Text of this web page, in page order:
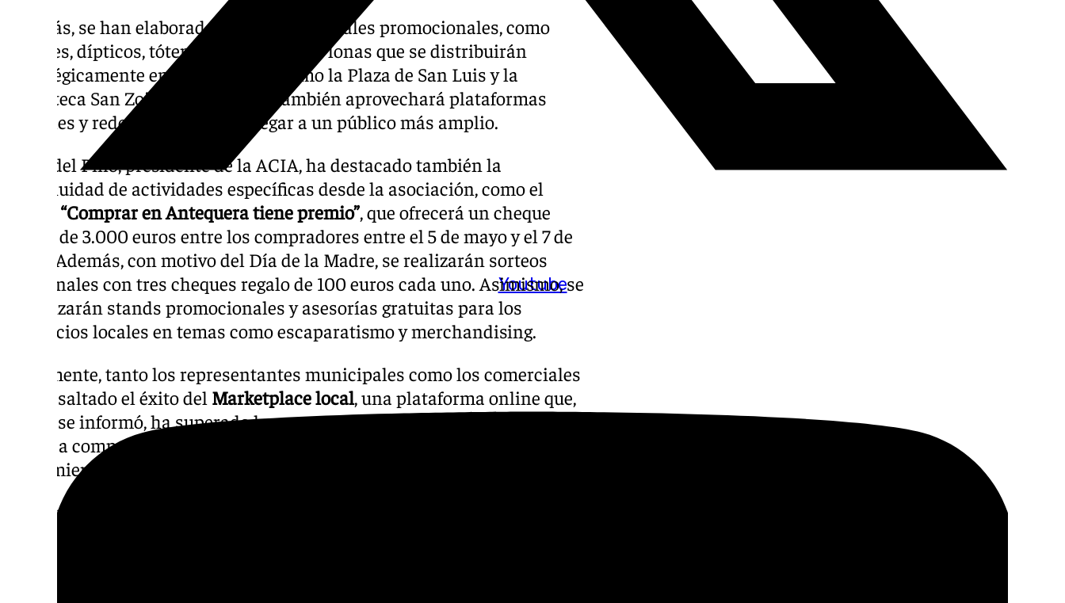
Youtube
Además, se han elaborado diversos materiales promocionales, como
carteles, dípticos, tótems informativos y lonas que se distribuirán
estratégicamente en lugares clave como la Plaza de San Luis y la
Biblioteca San Zoilo. La campaña también aprovechará plataformas
digitales y redes sociales para llegar a un público más amplio.
Jorge del Pino, presidente de la ACIA, ha destacado también la
continuidad de actividades específicas desde la asociación, como el
“Comprar en Antequera tiene premio”, que ofrecerá un cheque
regalo de 3.000 euros entre los compradores entre el 5 de mayo y el 7 de
junio. Además, con motivo del Día de la Madre, se realizarán sorteos
adicionales con tres cheques regalo de 100 euros cada uno. Asimismo, se
organizarán stands promocionales y asesorías gratuitas para los
comercios locales en temas como escaparatismo y merchandising.
Finalmente, tanto los representantes municipales como los comerciales
han resaltado el éxito del Marketplace local, una plataforma online que,
según se informó, ha superado las ventas del año anterior y ha logrado
atraer a compradores de otras localidades, consolidándose como una
herramienta clave para el comercio antequerano.
La campaña